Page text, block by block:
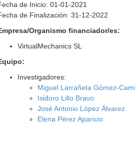
de Inicio: 01-01-2021
de Finalización: 31-12-2022
Organismo financiador/es:
VirtualMechanics SL
Investigadores:
Miguel Larrañeta Gómez-
Isidoro Lillo Bravo
José Antonio López Álvarez
Elena Pérez Aparicio